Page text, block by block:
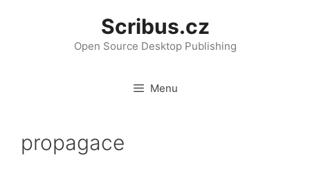
Scribus.cz
Open Source Desktop Publishing
Menu
propagace